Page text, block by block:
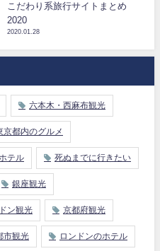
こだわり系旅行サイトまとめ
2020
2020.01.28
六本木・西麻布観光
京都内のグルメ
テル 死ぬまでに行きたい
銀座観光
ン観光 京都府観光
市観光 ロンドンのホテル